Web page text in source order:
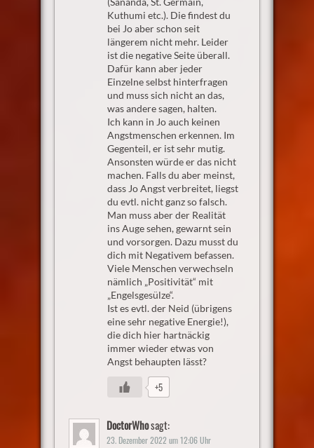
Kuthumi etc.). Die findest du
bei Jo aber schon seit
längerem nicht mehr. Leider
ist die negative Seite überall.
Dafür kann aber jeder
Einzelne selbst hinterfragen
und muss sich nicht an das,
was andere sagen, halten.
Ich kann in Jo auch keinen
Angstmenschen erkennen. Im
Gegenteil, er ist sehr mutig.
Ansonsten würde er das nicht
machen. Falls du aber meinst,
dass Jo Angst verbreitet, liegst
du evtl. nicht ganz so falsch.
Man muss aber der Realität
ins Auge sehen, gewarnt sein
und vorsorgen. Dazu musst du
dich mit Negativem befassen.
Viele Menschen verwechseln
nämlich „Positivität“ mit
„Engelsgesülze“.
Ist es evtl. der Neid (übrigens
eine sehr negative Energie!),
die dich hier hartnäckig
immer wieder etwas von
Angst behaupten lässt?
+5
DoctorWhosagt:
23. Dezember 2022 um 12:06 Uhr